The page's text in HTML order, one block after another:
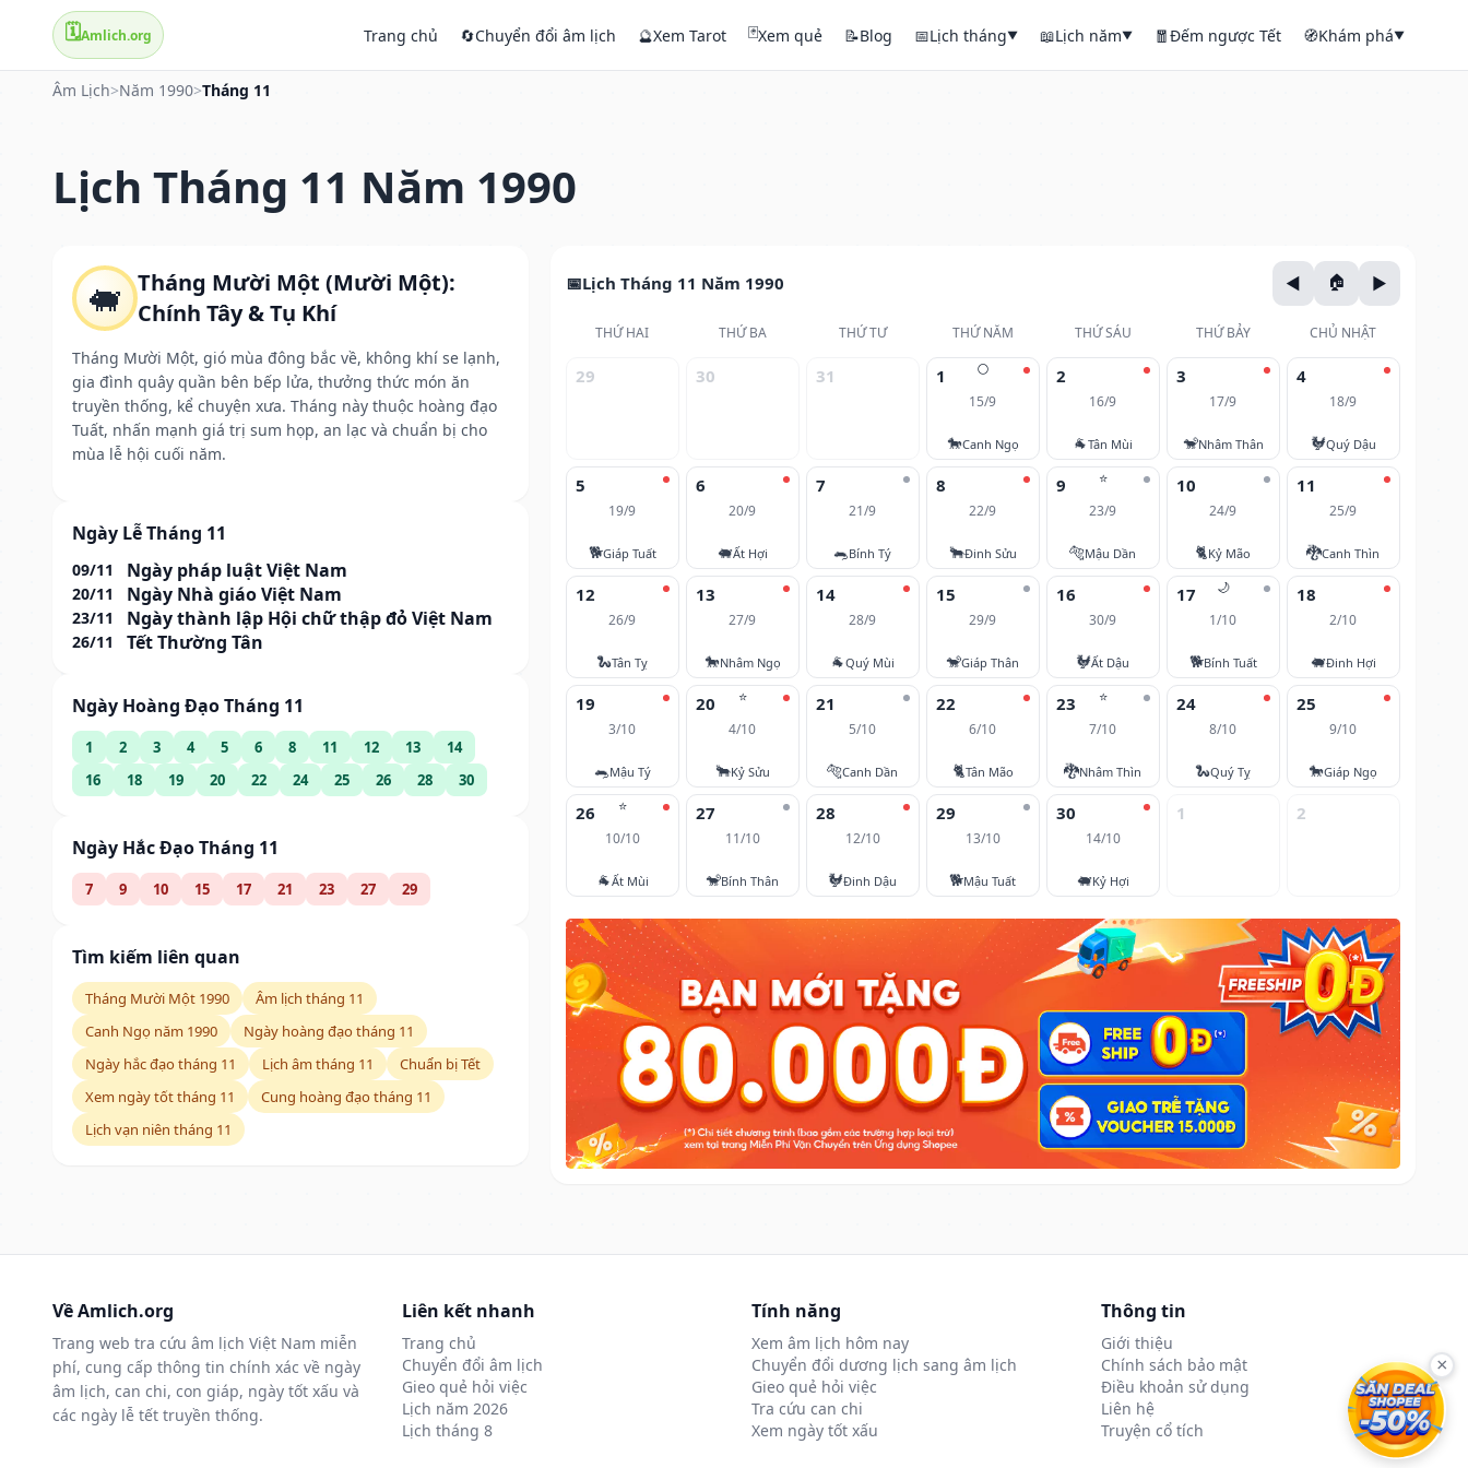
🗓️Amlich.org Trang chủ 🔄Chuyển đổi âm lịch 🔮Xem Tarot 🃏Xem quẻ 📝Blog 📅Lịch tháng▼ 📖Lịch năm▼ 🧧Đếm ngược Tết 🧭Khám phá▼
Âm Lịch>Năm 1990>Tháng 11
Lịch Tháng 11 Năm 1990
🐖 Tháng Mười Một (Mười Một):
Chính Tây & Tụ Khí
Tháng Mười Một, gió mùa đông bắc về, không khí se lạnh,
gia đình quây quần bên bếp lửa, thưởng thức món ăn
truyền thống, kể chuyện xưa. Tháng này thuộc hoàng đạo
Tuất, nhấn mạnh giá trị sum họp, an lạc và chuẩn bị cho
mùa lễ hội cuối năm.
Ngày Lễ Tháng 11
09/11 Ngày pháp luật Việt Nam
20/11 Ngày Nhà giáo Việt Nam
23/11 Ngày thành lập Hội chữ thập đỏ Việt Nam
26/11 Tết Thường Tân
Ngày Hoàng Đạo Tháng 11
1 2 3 4 5 6 8 11 12 13
14
16
18 19 20 22 24 25 26 28 30
Ngày Hắc Đạo Tháng 11
7 9 10 15 17 21 23 27 29
Tìm kiếm liên quan
Tháng Mười Một 1990
Âm lịch tháng 11
Canh Ngọ năm 1990
Ngày hoàng đạo tháng 11
Ngày hắc đạo tháng 11
Lịch âm tháng 11
Chuẩn bị Tết
Xem ngày tốt tháng 11
Cung hoàng đạo tháng 11
Lịch vạn niên tháng 11
Lịch Tháng 11 Năm 1990
THỨ HAI THỨ BA THỨ TƯ THỨ NĂM THỨ SÁU THỨ BẢY CHỦ NHẬT
29 30 31 🌕
1
15/9
🐎Canh Ngọ
2
16/9
🐐Tân Mùi
3
17/9
🐒Nhâm Thân
4
18/9
🐓Quý Dậu
5
19/9
🐕Giáp Tuất
6
20/9
🐖Ất Hợi
7
21/9
🐀Bính Tý
8
22/9
🐂Đinh Sửu
⭐
9
23/9
🐅Mậu Dần
10
24/9
🐈Kỷ Mão
11
25/9
🐉Canh Thìn
12
26/9
🐍Tân Tỵ
13
27/9
🐎Nhâm Ngọ
14
28/9
🐐Quý Mùi
15
29/9
🐒Giáp Thân
16
30/9
🐓Ất Dậu
🌙
17
1/10
🐕Bính Tuất
18
2/10
🐖Đinh Hợi
19
3/10
🐀Mậu Tý
⭐
20
4/10
🐂Kỷ Sửu
21
5/10
🐅Canh Dần
22
6/10
🐈Tân Mão
⭐
23
7/10
🐉Nhâm Thìn
24
8/10
🐍Quý Tỵ
25
9/10
🐎Giáp Ngọ
⭐
26
10/10
🐐Ất Mùi
27
11/10
🐒Bính Thân
28
12/10
🐓Đinh Dậu
29
13/10
🐕Mậu Tuất
30
14/10
🐖Kỷ Hợi
1 2
Về Amlich.org
Trang web tra cứu âm lịch Việt Nam miễn
phí, cung cấp thông tin chính xác về ngày
âm lịch, can chi, con giáp, ngày tốt xấu và
các ngày lễ tết truyền thống.
Liên kết nhanh
Trang chủ
Chuyển đổi âm lịch
Gieo quẻ hỏi việc
Lịch năm 2026
Lịch tháng 8
Tính năng
Xem âm lịch hôm nay
Chuyển đổi dương lịch sang âm lịch
Gieo quẻ hỏi việc
Tra cứu can chi
Xem ngày tốt xấu
Thông tin
Giới thiệu
Chính sách bảo mật
Điều khoản sử dụng
Liên hệ
Truyện cổ tích
×